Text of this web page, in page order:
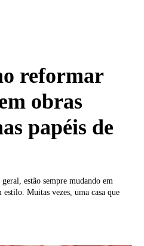
reformar
obras
papéis de
estão sempre mudando em
estilo. Muitas vezes, uma casa que